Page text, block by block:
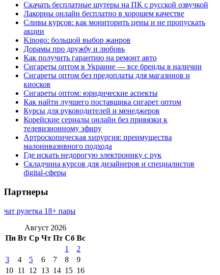
Скачать бесплатные шутеры на ПК с русской озвучкой
Лакорны онлайн бесплатно в хорошем качестве
Сливы курсов: как мониторить цены и не пропускать
акции
Kinogo: большой выбор жанров
Дорамы про дружбу и любовь
Как получить гарантию на ремонт авто
Сигареты оптом в Украине — все бренды в наличии
Сигареты оптом без предоплаты для магазинов и
киосков
Сигареты оптом: юридические аспекты
Как найти лучшего поставщика сигарет оптом
Курсы для руководителей и менеджеров
Корейские сериалы онлайн без привязки к
телевизионному эфиру
Артроскопическая хирургия: преимущества
малоинвазивного подхода
Где искать недорогую электронику с рук
Складчина курсов для дизайнеров и специалистов
digital-сферы
Партнеры
чат рулетка 18+ пары
Август 2026
Пн Вт Ср Чт Пт Сб Вс
1
2
3
4 5 6 7 8
9
10 11 12 13 14 15 16